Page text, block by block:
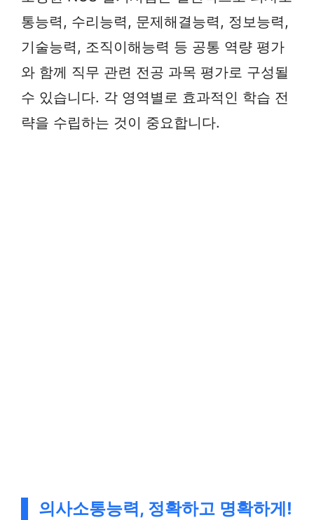
통능력, 수리능력, 문제해결능력, 정보능력,
기술능력, 조직이해능력 등 공통 역량 평가
와 함께 직무 관련 전공 과목 평가로 구성될
수 있습니다. 각 영역별로 효과적인 학습 전
략을 수립하는 것이 중요합니다.
의사소통능력, 정확하고 명확하게!